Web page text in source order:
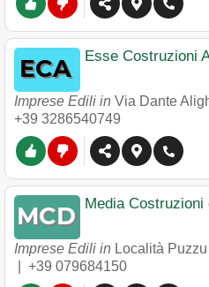
Esse Costruzioni
Imprese Edili in Via Dante
+39 3286540749
Media
Imprese Edili in Località
+39 079684150